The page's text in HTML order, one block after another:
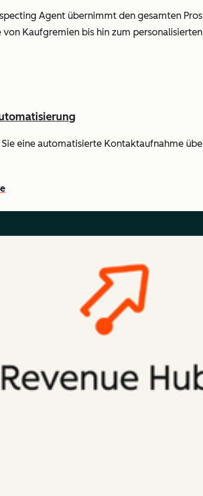
Agent übernimmt den gesamten
von Kaufgremien bis hin zum
Sie eine automatisierte Kontaktaufnahme